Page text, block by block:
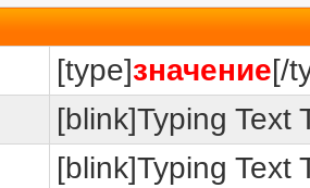
[type]значение[/
[blink]Typing Text
[blink]Typing Text